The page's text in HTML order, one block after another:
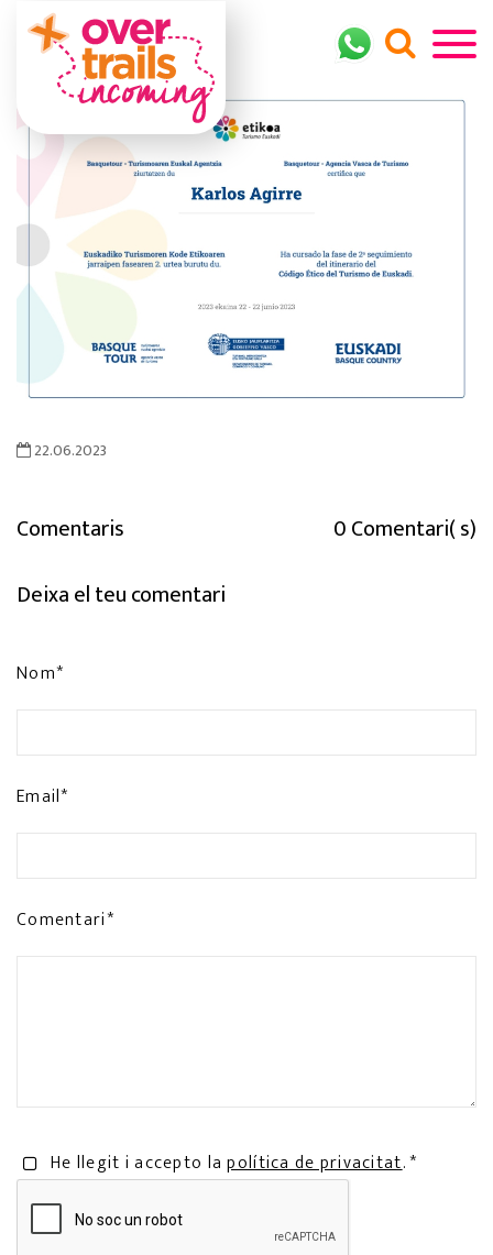
22.06.2023
Comentaris
0 Comentari( s)
Deixa el teu comentari
Nom*
Email*
Comentari*
He llegit i accepto lapolítica de privacitat. *